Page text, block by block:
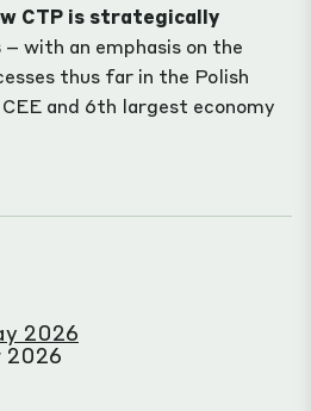
CTP is strategically
– with an emphasis on the
thus far in the Polish
and 6th largest economy
2026
2026